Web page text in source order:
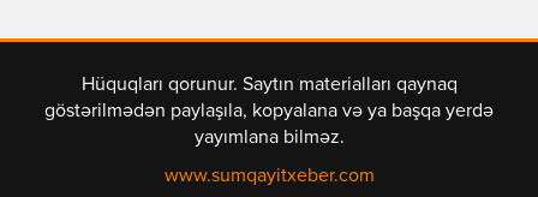
Hüquqları qorunur. Saytın materialları qaynaq
göstərilmədən paylaşıla, kopyalana və ya başqa yerdə
yayımlana bilməz.
www.sumqayitxeber.com